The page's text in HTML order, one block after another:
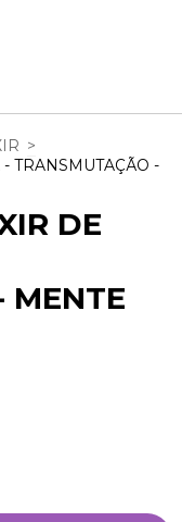
>
TRANSMUTAÇÃO -
DE
MENTE